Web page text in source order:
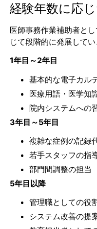
経験年数に応
医師事務作業補助者と
じて段階的に発展してい
1年目～2年目
基本的な電子カル
医療用語・医学知
院内システムへの
3年目～5年目
複雑な症例の記録
若手スタッフの指
部門間調整の担当
5年目以降
管理職としての役
システム改善の提